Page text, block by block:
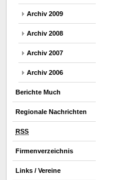
Archiv 2009
Archiv 2008
Archiv 2007
Archiv 2006
Berichte Much
Regionale Nachrichten
RSS
Firmenverzeichnis
Links / Vereine